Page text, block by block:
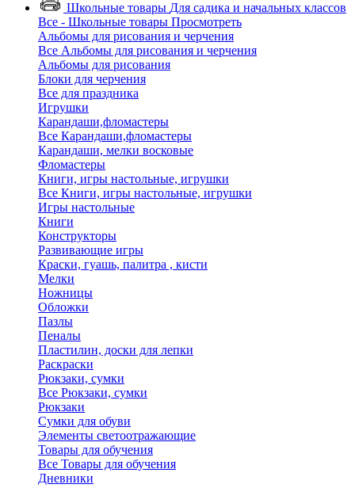
Школьные товары Для садика и начальных классов
Все - Школьные товары Просмотреть
Альбомы для рисования и черчения
Все Альбомы для рисования и черчения
Альбомы для рисования
Блоки для черчения
Все для праздника
Игрушки
Карандаши,фломастеры
Все Карандаши,фломастеры
Карандаши, мелки восковые
Фломастеры
Книги, игры настольные, игрушки
Все Книги, игры настольные, игрушки
Игры настольные
Книги
Конструкторы
Развивающие игры
Краски, гуашь, палитра , кисти
Мелки
Ножницы
Обложки
Пазлы
Пеналы
Пластилин, доски для лепки
Раскраски
Рюкзаки, сумки
Все Рюкзаки, сумки
Рюкзаки
Сумки для обуви
Элементы светоотражающие
Товары для обучения
Все Товары для обучения
Дневники